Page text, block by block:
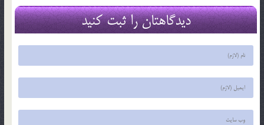
دیدگاهتان را ثبت کنید